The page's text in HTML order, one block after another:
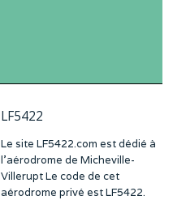
LF5422
Le site LF5422.com est dédié à
l’aérodrome de Micheville-
Villerupt Le code de cet
aérodrome privé est LF5422.